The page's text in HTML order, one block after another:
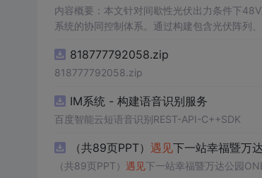
内容概要：本文针对间歇性光伏出力条件下
系统的协同控制体系。通过构建包含光伏阵列
压外环与电流内环双闭环控制策略，确保在光
模型，验证了控制策略在多种扰动场景下的有效
与仿真 的工程技术人员。; 使用
流微网的电压稳定控制与储能协调管理方案设
在不同扰动工况下的响应特性与控制逻辑设计
818777792058.zip
818777792058.zip
IM系统 - 构建语音识别服务
百度智能云短语音识别REST-API-C++SDK
（共89页PPT） 遇见下一站幸福暨万
（共89页PPT） 遇见下一站幸福暨万达公园